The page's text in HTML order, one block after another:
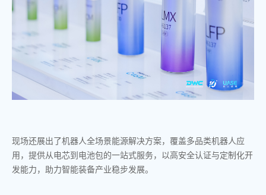
现场还展出了机器人全场景能源解决方案，覆盖多品类机器人应
用，提供从电芯到电池包的一站式服务，以高安全认证与定制化开
发能力，助力智能装备产业稳步发展。